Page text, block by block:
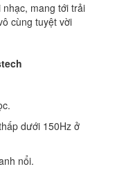
mang tới trải
cùng tuyệt vời
dưới 150Hz ở
nổi.